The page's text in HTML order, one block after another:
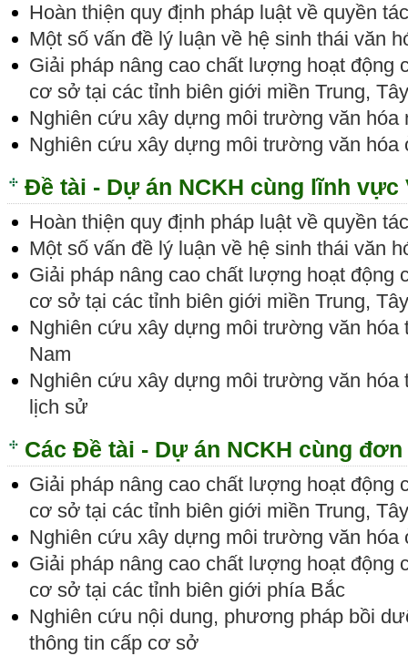
Hoàn thiện quy định pháp luật về quyền
Một số vấn đề lý luận về hệ sinh thái văn
Giải pháp nâng cao chất lượng hoạt động
cơ sở tại các tỉnh biên giới miền Trung,
Nghiên cứu xây dựng môi trường văn hóa
Nghiên cứu xây dựng môi trường văn
Đề tài - Dự án NCKH cùng lĩnh vực
Hoàn thiện quy định pháp luật về quyền
Một số vấn đề lý luận về hệ sinh thái văn
Giải pháp nâng cao chất lượng hoạt động
cơ sở tại các tỉnh biên giới miền Trung,
Nghiên cứu xây dựng môi trường văn hóa
Nam
Nghiên cứu xây dựng môi trường văn hóa
lịch sử
Các Đề tài - Dự án NCKH cùng
Giải pháp nâng cao chất lượng hoạt động
cơ sở tại các tỉnh biên giới miền Trung,
Nghiên cứu xây dựng môi trường văn
Giải pháp nâng cao chất lượng hoạt động
cơ sở tại các tỉnh biên giới phía Bắc
Nghiên cứu nội dung, phương pháp bồi
thông tin cấp cơ sở